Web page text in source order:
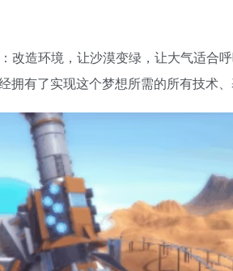
改造环境，让沙漠变绿，让大气适合
有了实现这个梦想所需的所有技术、